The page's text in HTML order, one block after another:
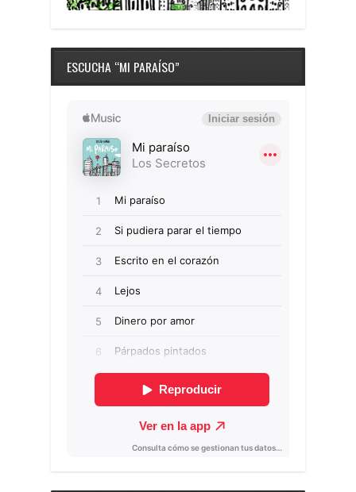
ESCUCHA “MI PARAÍSO”